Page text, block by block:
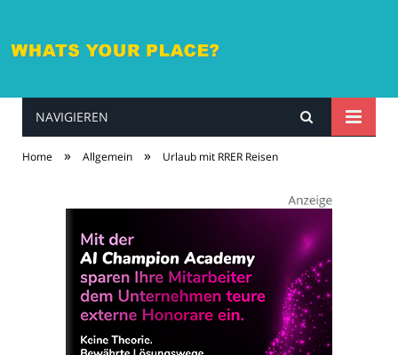
whatsyourplace.de
NAVIGIEREN
Home » Allgemein » Urlaub mit RRER Reisen